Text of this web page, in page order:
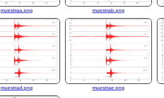
muestraa.png muestrab.png
muestrad.png muestrae.png